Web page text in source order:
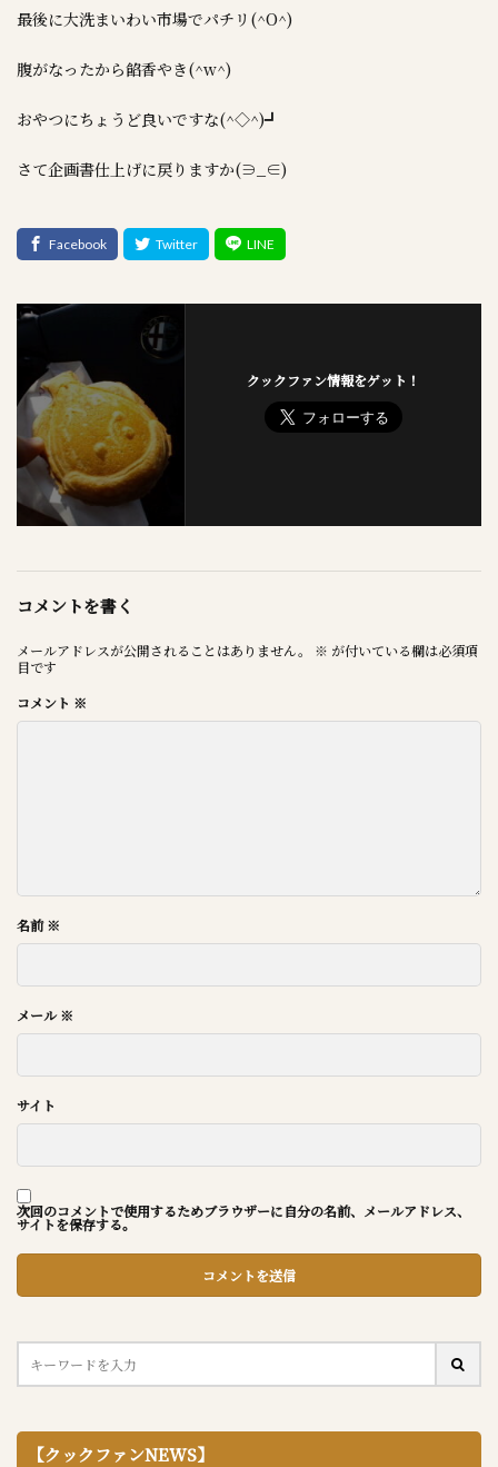
最後に大洗まいわい市場でパチリ(^O^)
腹がなったから餡香やき(^w^)
おやつにちょうど良いですな(^◇^)┛
さて企画書仕上げに戻りますか(∋_∈)
クックファン情報をゲット！
コメントを書く
メールアドレスが公開されることはありません。 ※ が付いている欄は必須項
目です
コメント ※
名前※
メール※
サイト
次回のコメントで使用するためブラウザーに自分の名前、メールアドレス、
サイトを保存する。
【クックファンNEWS】